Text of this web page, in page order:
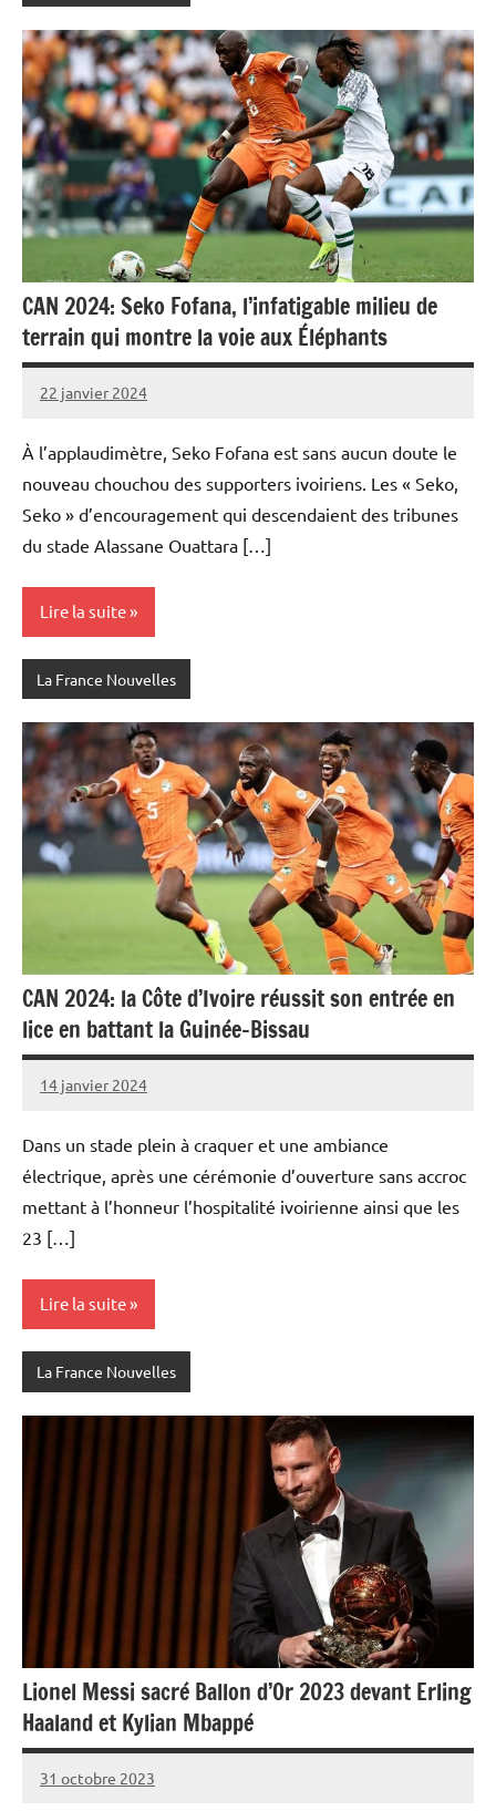
CAN 2024: Seko Fofana, l’infatigable milieu de
terrain qui montre la voie aux Éléphants
22 janvier 2024
Admins
À l’applaudimètre, Seko Fofana est sans aucun doute le
nouveau chouchou des supporters ivoiriens. Les « Seko,
Seko » d’encouragement qui descendaient des tribunes
du stade Alassane Ouattara […]
Lire la suite
La France Nouvelles
CAN 2024: la Côte d’Ivoire réussit son entrée en
lice en battant la Guinée-Bissau
14 janvier 2024
Admins
Dans un stade plein à craquer et une ambiance
électrique, après une cérémonie d’ouverture sans accroc
mettant à l’honneur l’hospitalité ivoirienne ainsi que les
23 […]
Lire la suite
La France Nouvelles
Lionel Messi sacré Ballon d’Or 2023 devant Erling
Haaland et Kylian Mbappé
31 octobre 2023
Admins